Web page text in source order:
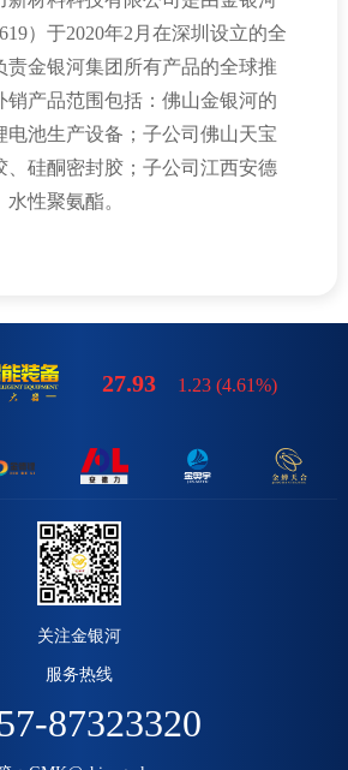
）于2020年2 月在深圳设立的全
责金银河集团所有产品的全球推
销产品范围包括：佛山金银河的
电池生产设备；子公司佛山天宝
、硅酮密封胶；子公司江西安德
性聚氨酯。
27.93 1.23(4.61%)
关注金银河
服务热线
87323320